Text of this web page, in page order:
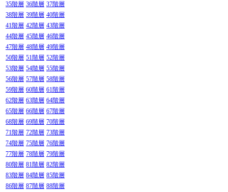
35階層 36階層 37階層
38階層 39階層 40階層
41階層 42階層 43階層
44階層 45階層 46階層
47階層 48階層 49階層
50階層 51階層 52階層
53階層 54階層 55階層
56階層 57階層 58階層
59階層 60階層 61階層
62階層 63階層 64階層
65階層 66階層 67階層
68階層 69階層 70階層
71階層 72階層 73階層
74階層 75階層 76階層
77階層 78階層 79階層
80階層 81階層 82階層
83階層 84階層 85階層
86階層 87階層 88階層